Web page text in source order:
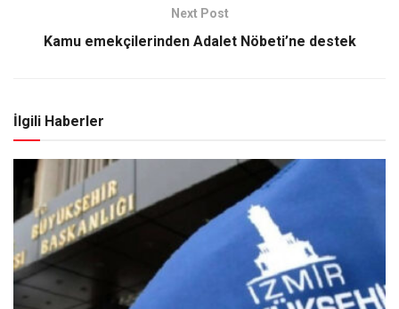
Next Post
Kamu emekçilerinden Adalet Nöbeti’ne destek
İlgili Haberler